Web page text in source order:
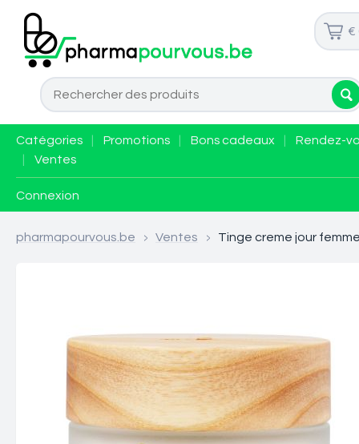
€
Catégories Promotions Bons cadeaux
Rendez-
Ventes
Connexion
pharmapourvous.be > Ventes > Tinge creme jour